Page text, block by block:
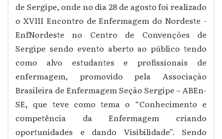
de Sergipe, onde no dia 28 de agosto foi realizado
o XVIII Encontro de Enfermagem do Nordeste -
EnfNordeste no Centro de Convenções de
Sergipe sendo evento aberto ao público tendo
como alvo estudantes e profissionais de
enfermagem, promovido pela Associação
Brasileira de Enfermagem Seção Sergipe – ABEn-
SE, que teve como tema o “Conhecimento e
competência da Enfermagem criando
oportunidades e dando Visibilidade”. Sendo